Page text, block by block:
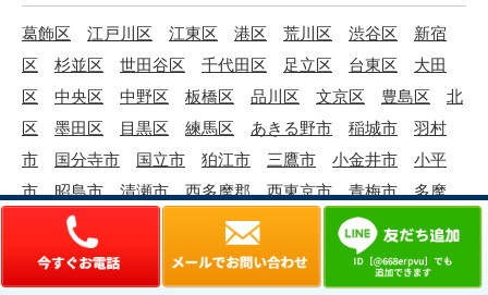
葛飾区 江戸川区 江東区 港区 荒川区 渋谷区
新宿
区
杉並区 世田谷区 千代田区 足立区 台東区
大田
区
中央区 中野区 板橋区 品川区 文京区 豊島区
北
区
墨田区 目黒区 練馬区 あきる野市 稲城市
羽村
市
国分寺市 国立市 狛江市 三鷹市 小金井市
小平
市
昭島市 清瀬市 西多摩郡 西東京市 青梅市
多摩
町田市 東久留米市 東村山市 東大和市
野市
八王子市 府中市 武蔵村山市 武蔵野市
福生市
立川市